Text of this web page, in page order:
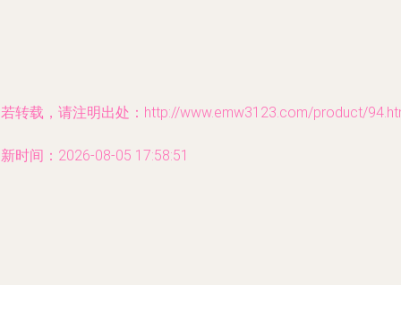
转载，请注明出处：http://www.emw3123.com/product/
时间：2026-08-05 17:58:51